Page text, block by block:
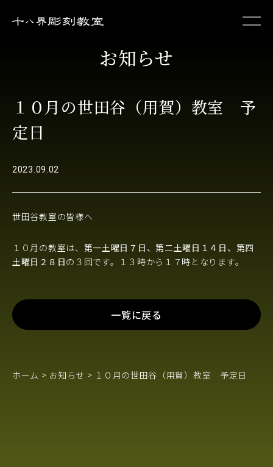
初めての方へ
作品集
お知らせ
お問い合わせ
お知らせ
１０月の世田谷（用賀）教室 予
定日
2023.09.02
世田谷教室の皆様へ
１０月の教室は、 第一土曜日７日、第二土曜日１４日、第四
土曜日２８日の３回です。１３時から１７時となります。
一覧に戻る
ホーム > お知らせ > １０月の世田谷（用賀）教室 予定日